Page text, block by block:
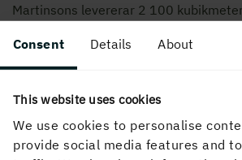
Consent Details About
This website uses cookies
We use cookies to personalise
provide social media features and
Martinsons levererar 2 100
– Det känns roligt med ett träprojekt,
Jämfört med betong så ger trä en
med prefabricerade projekt där färdiga
på plats, säger F O Petersons
Wahlström.